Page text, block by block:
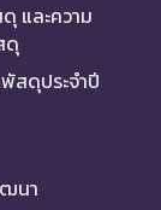
และความ
ดุ
สดุประจำปี
นา